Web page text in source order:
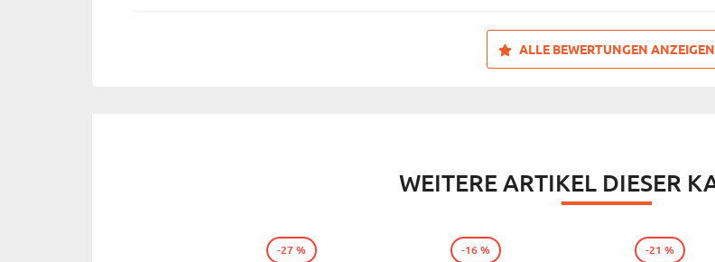
ALLE BEWERTUNGEN ANZEIGEN
WEITERE ARTIKEL DIESER
-27 % -16 % -21 %